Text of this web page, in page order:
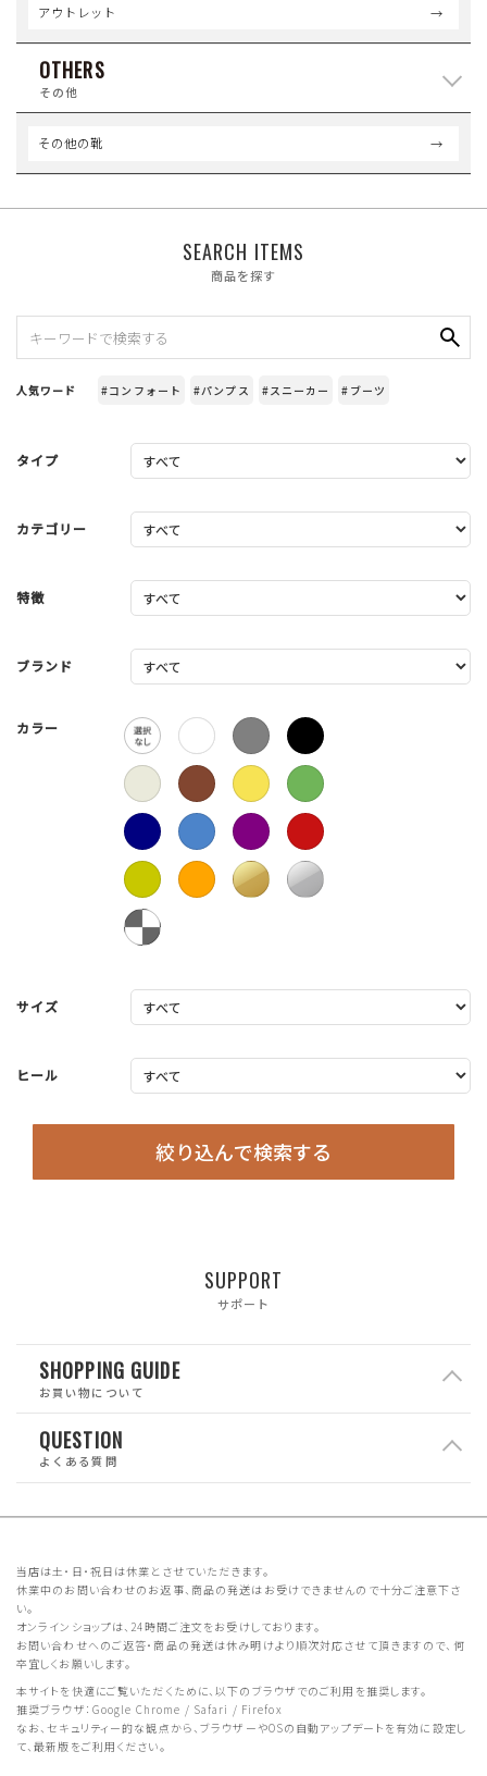
アウトレット
OTHERS
その他
その他の靴
SEARCH ITEMS
商品を探す
人気ワード #コンフォート #パンプス #スニーカー #ブーツ
タイプ
カテゴリー
特徴
ブランド
カラー
サイズ
ヒール
絞り込んで検索する
SUPPORT
サポート
SHOPPING GUIDE
お買い物について
QUESTION
よくある質問
当店は土・日・祝日は休業とさせていただきます。
休業中のお問い合わせのお返事、商品の発送はお受けできませんので十分ご注意下さ
い。
オンラインショップは、24時間ご注文をお受けしております。
お問い合わせへのご返答・商品の発送は休み明けより順次対応させて頂きますので、何
卒宜しくお願いします。
本サイトを快適にご覧いただくために、以下のブラウザでのご利用を推奨します。
推奨ブラウザ：Google Chrome / Safari / Firefox
なお、セキュリティー的な観点から、ブラウザーやOSの自動アップデートを有効に設定し
て、最新版をご利用ください。